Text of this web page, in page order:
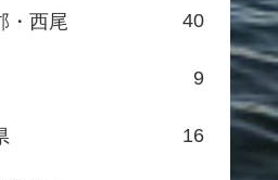
・西尾 40
9
16